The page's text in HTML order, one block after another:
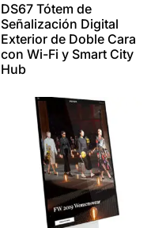
DS67 Tótem de
Señalización Digital
Exterior de Doble Cara
con Wi-Fi y Smart City
Hub